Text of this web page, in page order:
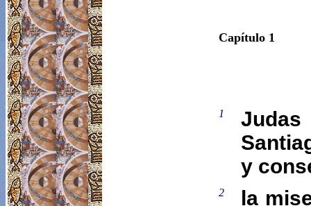
Capítulo 1
1
y
2
la